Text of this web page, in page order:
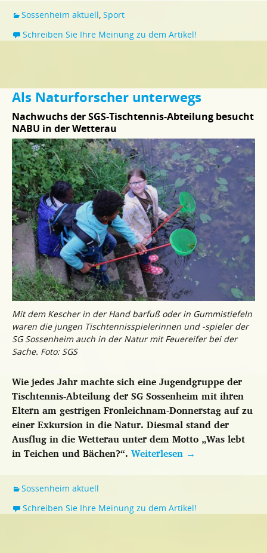
Sossenheim aktuell Sport
Schreiben Sie Ihre Meinung zu dem Artikel!
Als Naturforscher unterwegs
Nachwuchs der SGS-Tischtennis-Abteilung besucht
NABU in der Wetterau
Mit dem Kescher in der Hand barfuß oder in Gummistiefeln
waren die jungen Tischtennisspielerinnen und -spieler der
SG Sossenheim auch in der Natur mit Feuereifer bei der
Sache. Foto: SGS
Wie jedes Jahr machte sich eine Jugendgruppe der
Tischtennis-Abteilung der SG Sossenheim mit ihren
Eltern am gestrigen Fronleichnam-Donnerstag auf zu
einer Exkursion in die Natur. Diesmal stand der
Ausflug in die Wetterau unter dem Motto „Was lebt
in Teichen und Bächen?“. Weiterlesen →
Sossenheim aktuell
Schreiben Sie Ihre Meinung zu dem Artikel!